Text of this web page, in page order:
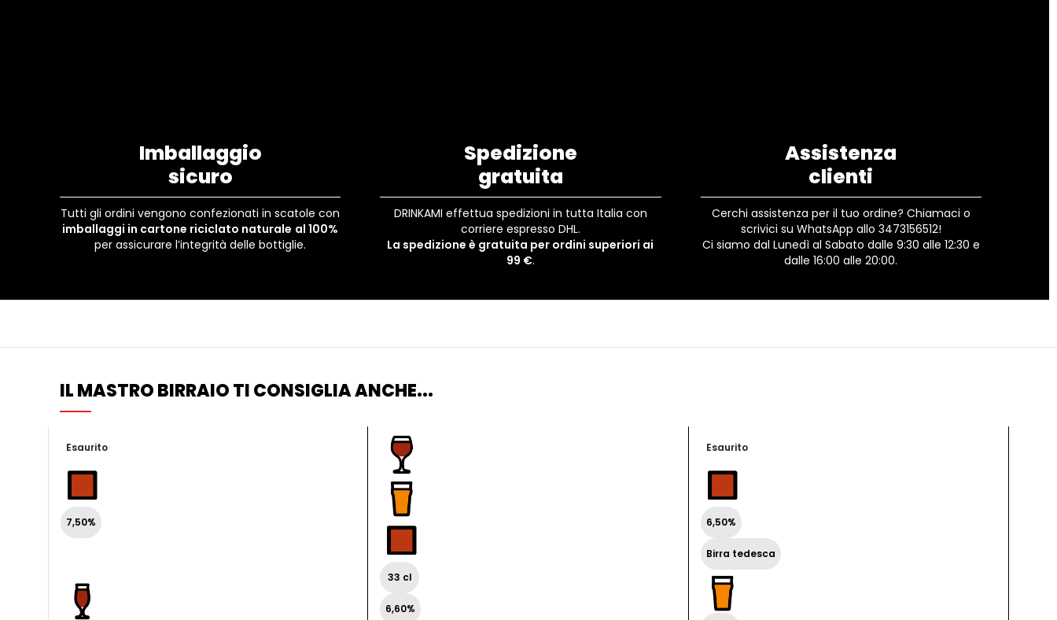
Imballaggio
sicuro
Tutti gli ordini vengono confezionati in scatole con
imballaggi in cartone riciclato naturale al 100%
per assicurare l’integrità delle bottiglie.
Spedizione
gratuita
DRINKAMI effettua spedizioni in tutta Italia con
corriere espresso DHL.
La spedizione è gratuita per ordini superiori ai
99 €.
Assistenza
clienti
Cerchi assistenza per il tuo ordine? Chiamaci o
scrivici su WhatsApp allo 3473156512!
Ci siamo dal Lunedì al Sabato dalle 9:30 alle 12:30 e
dalle 16:00 alle 20:00.
IL MASTRO BIRRAIO TI CONSIGLIA ANCHE...
Esaurito
7,50%
33 cl
6,60%
Esaurito
6,50%
Birra tedesca